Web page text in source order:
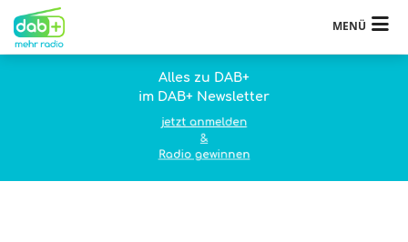
MENÜ
Alles zu DAB+
im DAB+ Newsletter
jetzt anmelden
&
Radio gewinnen